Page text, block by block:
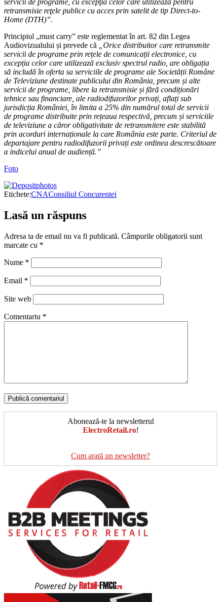
servicii de programe, cu excepţia celor care utilizează pentru
retransmisie reţele publice cu acces prin satelit de tip Direct-to-
Home (DTH)”.
Principiul „must carry” este reglementat în art. 82 din Legea
Audiovizualului și prevede că
„Orice distribuitor care retransmite
servicii de programe prin rețele de comunicații electronice, cu
excepția celor care utilizează exclusiv spectrul radio, are obligația
să includă în oferta sa serviciile de programe ale Societății Române
de Televiziune destinate publicului din România, precum și alte
servicii de programe, libere la retransmisie și fără condiționări
tehnice sau financiare, ale radiodifuzorilor privați, aflați sub
jurisdicția României, în limita a 25% din numărul total de servicii
de programe distribuite prin rețeaua respectivă, precum și serviciile
de televiziune a căror obligativitate de retransmitere este stabilită
prin acorduri internaționale la care România este parte. Criteriul de
departajare pentru radiodifuzorii privați este ordinea descrescătoare
a indicelui anual de audiență.”
Foto
Etichete:CNAConsiliul Concurentei
Lasă un răspuns
Adresa ta de email nu va fi publicată. Câmpurile obligatorii sunt
marcate cu *
Nume *
Email *
Site web
Comentariu *
Abonează-te la newsletterul
ElectroRetail.ro!
Cum arată un newsletter?